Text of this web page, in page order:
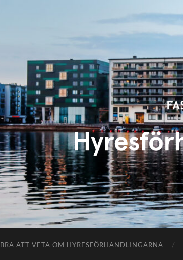
BRA ATT VETA OM HYRESFÖRHANDLINGARNA